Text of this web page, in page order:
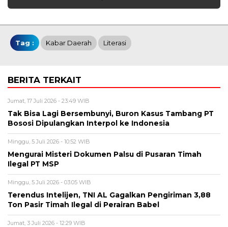
Tag : Kabar Daerah Literasi
BERITA TERKAIT
Jumat, 17 Juli 2026 - 23:49 WIB
Tak Bisa Lagi Bersembunyi, Buron Kasus Tambang PT
Bososi Dipulangkan Interpol ke Indonesia
Minggu, 5 Juli 2026 - 10:52 WIB
Mengurai Misteri Dokumen Palsu di Pusaran Timah
Ilegal PT MSP
Minggu, 5 Juli 2026 - 03:05 WIB
Terendus Intelijen, TNI AL Gagalkan Pengiriman 3,88
Ton Pasir Timah Ilegal di Perairan Babel
Jumat, 3 Juli 2026 - 12:29 WIB